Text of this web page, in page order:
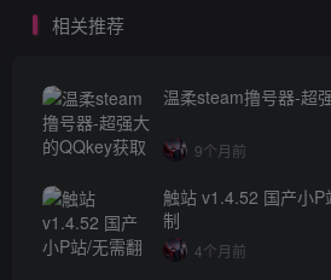
相关推荐
温柔steam撸号器-超
9个月前
触站 v1.4.52 国产小
制
4个月前